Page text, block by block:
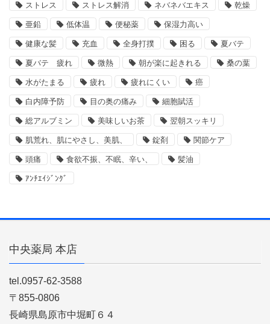
ストレス ストレス解消 ネバネバエキス 乾燥
亜鉛 低体温 便秘薬 保湿力高い
健康な髪 充血 全身打撲 困る 夏バテ
夏バテ 疲れ 微熱 朝が楽に起きれる 桑の葉
水がたまる 疲れ 疲れにくい 癌
白内障予防 目の奥の痛み 細胞賦活
総アルブミン 美味しいお茶 翌朝スッキリ
肌荒れ、肌にやさし、美肌、 錠剤 関節ケア
頭痛 食欲不振、不眠、辛い、 髪油
ｱﾝﾁｴｲｼﾞﾝｸﾞ
中央薬局 本店
tel.0957-62-3588
〒855-0806
長崎県島原市中堀町６４